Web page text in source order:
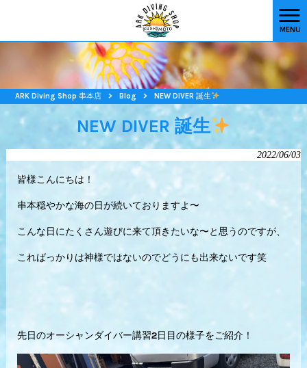
MENU
ARK Diving Shop 串本店 > Blog > NEW DIVER 誕生
NEW DIVER 誕生
2022/06/03
皆様こんにちは！
串本穏やかな海の日が続いておりますよ〜
こんな日にたくさん遊びに来て頂きたいな〜と思うのですが、
こればっかりは神様ではないのでどうにも出来ないです笑
先日のオーシャンダイバー講習2日目の様子をご紹介！